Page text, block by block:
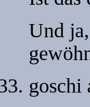
Und
goschi